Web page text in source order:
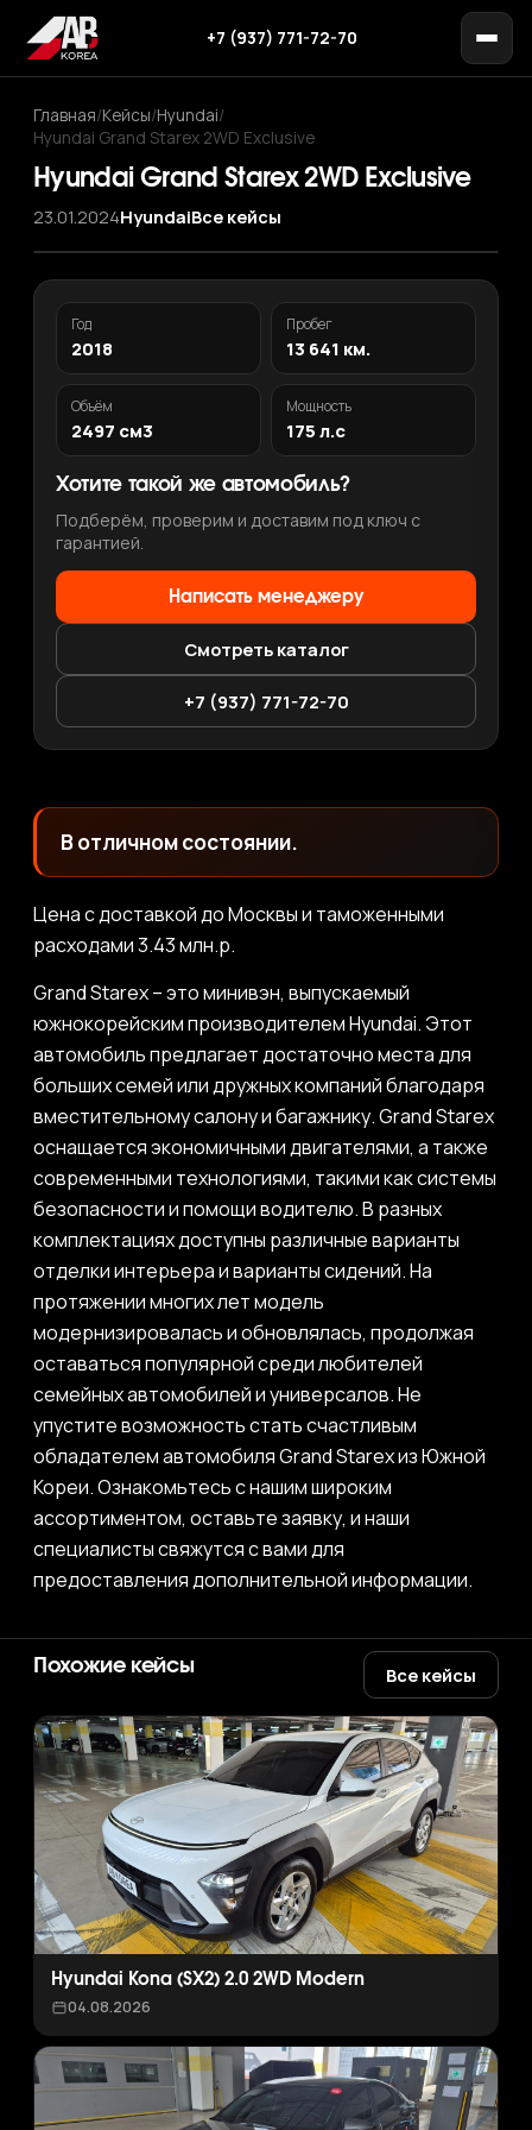
+7 (937) 771-72-70
Главная/Кейсы/Hyundai/
Hyundai Grand Starex 2WD Exclusive
Hyundai Grand Starex 2WD Exclusive
23.01.2024HyundaiВсе кейсы
Год
2018
Пробег
13 641 км.
Объём
2497 см3
Мощность
175 л.с
Хотите такой же автомобиль?
Подберём, проверим и доставим под ключ с
гарантией.
Написать менеджеру
Смотреть каталог
+7 (937) 771-72-70
В отличном состоянии.
Цена с доставкой до Москвы и таможенными
расходами 3.43 млн.р.
Grand Starex – это минивэн, выпускаемый
южнокорейским производителем Hyundai. Этот
автомобиль предлагает достаточно места для
больших семей или дружных компаний благодаря
вместительному салону и багажнику. Grand Starex
оснащается экономичными двигателями, а также
современными технологиями, такими как системы
безопасности и помощи водителю. В разных
комплектациях доступны различные варианты
отделки интерьера и варианты сидений. На
протяжении многих лет модель
модернизировалась и обновлялась, продолжая
оставаться популярной среди любителей
семейных автомобилей и универсалов. Не
упустите возможность стать счастливым
обладателем автомобиля Grand Starex из Южной
Кореи. Ознакомьтесь с нашим широким
ассортиментом, оставьте заявку, и наши
специалисты свяжутся с вами для
предоставления дополнительной информации.
Похожие кейсы Все кейсы
Hyundai Kona (SX2) 2.0 2WD Modern
04.08.2026